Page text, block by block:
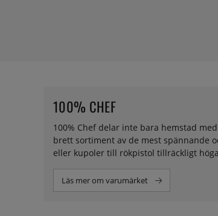
100% Chef delar inte bara hemstad
brett sortiment av de mest spännande
eller kupoler till rökpistol tillräckligt
100% CHEF
Läs mer om varumärket